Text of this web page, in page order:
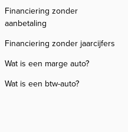
Financiering zonder
aanbetaling
Financiering zonder jaarcijfers
Wat is een marge auto?
Wat is een btw-auto?